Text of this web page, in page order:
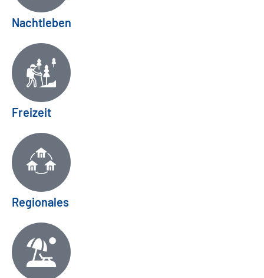
Nachtleben
Freizeit
Regionales